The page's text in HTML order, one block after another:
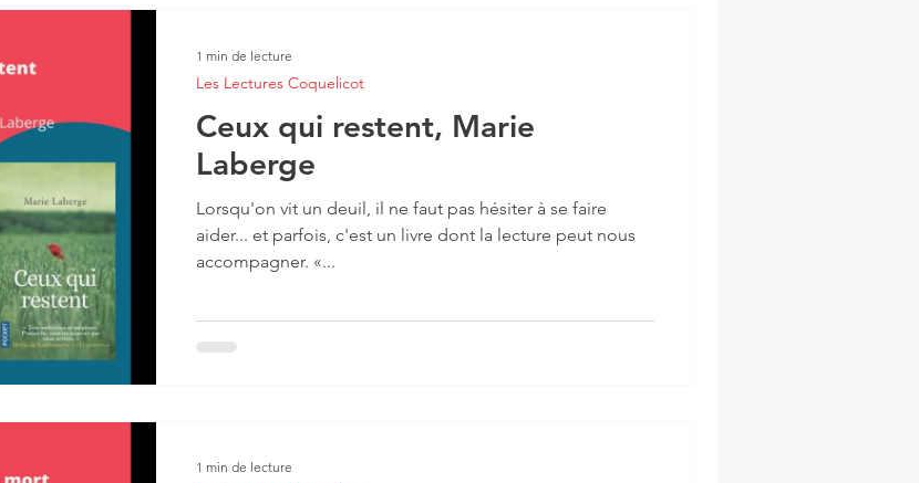
Ceux qui restent, Marie
Laberge
Lorsqu'on vit un deuil, il ne faut pas hésiter à se faire
aider... et parfois, c'est un livre dont la lecture peut nous
accompagner. «...
Les Lectures Coquelicot
1 min de lecture
1 min de lecture